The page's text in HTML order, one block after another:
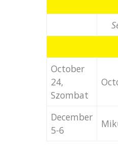
October
24,
Szombat
December
5-6